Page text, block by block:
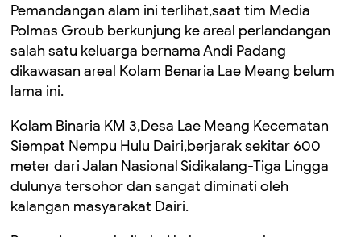
Pemandangan alam ini terlihat,saat tim Media
Polmas Groub berkunjung ke areal perlandangan
salah satu keluarga bernama Andi Padang
dikawasan areal Kolam Benaria Lae Meang belum
lama ini.
Kolam Binaria KM 3,Desa Lae Meang Kecematan
Siempat Nempu Hulu Dairi,berjarak sekitar 600
meter dari Jalan Nasional Sidikalang-Tiga Lingga
dulunya tersohor dan sangat diminati oleh
kalangan masyarakat Dairi.